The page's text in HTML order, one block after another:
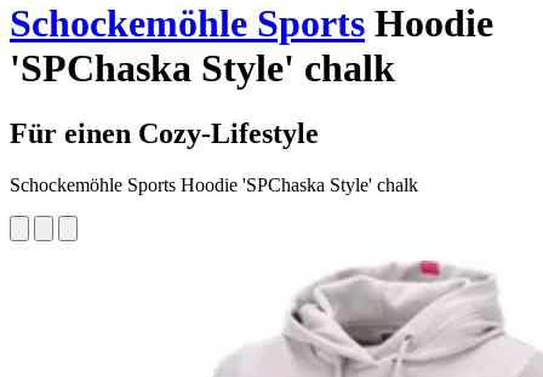
Schockemöhle Sports Hoodie
'SPChaska Style' chalk
Für einen Cozy-Lifestyle
Schockemöhle Sports Hoodie 'SPChaska Style' chalk